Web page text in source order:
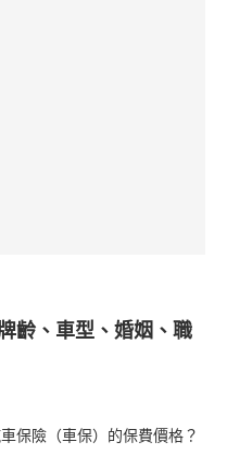
齡、車型、婚姻、職
保險（車保）的保費價格？